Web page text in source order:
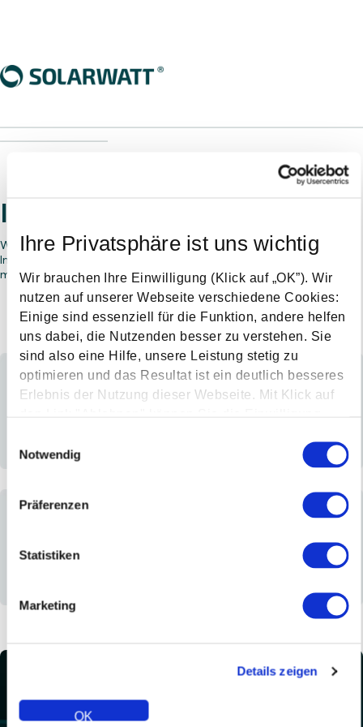
Ihre Privatsphäre ist uns wichtig
Wir brauchen Ihre Einwilligung (Klick auf „OK”). Wir
nutzen auf unserer Webseite verschiedene Cookies:
Einige sind essenziell für die Funktion, andere helfen
uns dabei, die Nutzenden besser zu verstehen. Sie
sind also eine Hilfe, unsere Leistung stetig zu
optimieren und das Resultat ist ein deutlich besseres
Erlebnis der Nutzung dieser Webseite. Mit Klick auf
Notwendig
Präferenzen
Statistiken
Marketing
Details zeigen
OK
Interested in working with us?
Would you like to become a SOLARWATT installer partner?
Interested in selling our products? Provide us some details and a
member of our sales team will be in contact.
Who are you?
Homeowner Other